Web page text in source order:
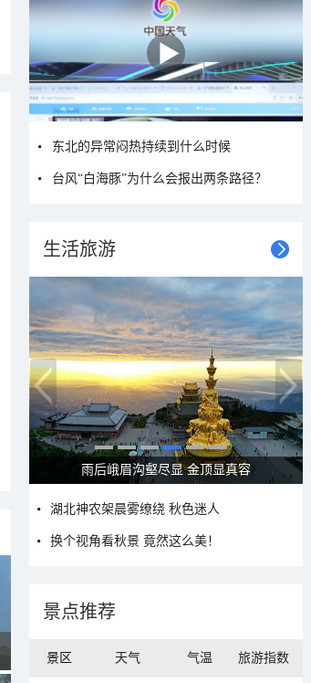
东北的异常闷热持续到什么时候
台风“白海豚”为什么会报出两条路径？
生活旅游
雨后峨眉沟壑尽显 金顶显真容
湖北神农架晨雾缭绕 秋色迷人
换个视角看秋景 竟然这么美！
景点推荐
景区 天气 气温 旅游指数